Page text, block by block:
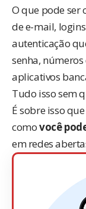
O que pode ser
de e-mail,
autenticação
senha,
aplicativos
Tudo isso sem
É sobre isso
comovocê
em redes